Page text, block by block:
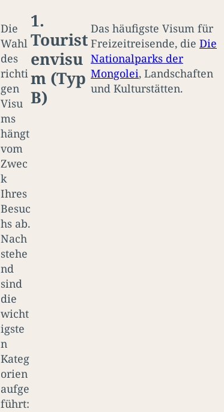
Die
Wahl
des
richti
gen
Visu
ms
hängt
vom
Zwec
k
Ihres
Besuc
hs ab.
Nach
stehe
nd
sind
die
wicht
igste
n
Kateg
orien
aufge
führt:
1.
Tourist
envisu
m (Typ
B)
Das häufigste Visum für
Freizeitreisende, die Die
Nationalparks der
Mongolei, Landschaften
und Kulturstätten.